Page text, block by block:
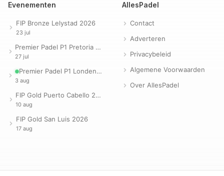
Evenementen
FIP Bronze Lelystad 2026
23 jul
Premier Padel P1 Pretoria 2026
27 jul
Premier Padel P1 Londen 2026
3 aug
FIP Gold Puerto Cabello 2026
10 aug
FIP Gold San Luis 2026
17 aug
AllesPadel
Contact
Adverteren
Privacybeleid
Algemene Voorwaarden
Over AllesPadel